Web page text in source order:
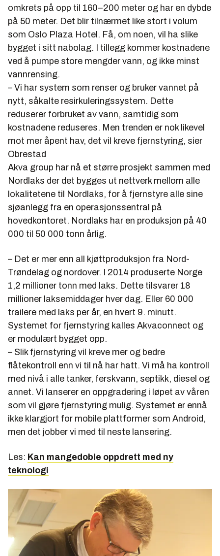
omkrets på opp til 160–200 meter og har en dybde
på 50 meter. Det blir tilnærmet like stort i volum
som Oslo Plaza Hotel. Få, om noen, vil ha slike
bygget i sitt nabolag. I tillegg kommer kostnadene
ved å pumpe store mengder vann, og ikke minst
vannrensing.
– Vi har system som renser og bruker vannet på
nytt, såkalte resirkuleringssystem. Dette
reduserer forbruket av vann, samtidig som
kostnadene reduseres. Men trenden er nok likevel
mot mer åpent hav, det vil kreve fjernstyring, sier
Obrestad
Akva group har nå et større prosjekt sammen med
Nordlaks der det bygges ut nettverk mellom alle
lokalitetene til Nordlaks, for å fjernstyre alle sine
sjøanlegg fra en operasjonssentral på
hovedkontoret. Nordlaks har en produksjon på 40
000 til 50 000 tonn årlig.
– Det er mer enn all kjøttproduksjon fra Nord-
Trøndelag og nordover. I 2014 produserte Norge
1,2 millioner tonn med laks. Dette tilsvarer 18
millioner laksemiddager hver dag. Eller 60 000
trailere med laks per år, en hvert 9. minutt.
Systemet for fjernstyring kalles Akvaconnect og
er modulært bygget opp.
– Slik fjernstyring vil kreve mer og bedre
flåtekontroll enn vi til nå har hatt. Vi må ha kontroll
med nivå i alle tanker, ferskvann, septikk, diesel og
annet. Vi lanserer en oppgradering i løpet av våren
som vil gjøre fjernstyring mulig. Systemet er ennå
ikke klargjort for mobile plattformer som Android,
men det jobber vi med til neste lansering.
Les: Kan mangedoble oppdrett med ny
teknologi